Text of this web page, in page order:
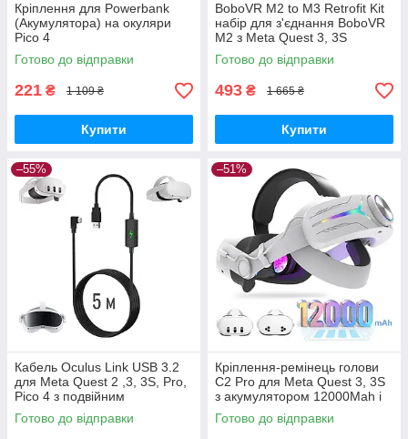
Кріплення для Powerbank
(Акумулятора) на окуляри
Pico 4
Готово до відправки
221 ₴ 1 109 ₴
Купити
BoboVR M2 to M3 Retrofit Kit
набір для з'єднання BoboVR
M2 з Meta Quest 3, 3S
Готово до відправки
493 ₴ 1 665 ₴
Купити
–55%
Кабель Oculus Link USB 3.2
для Meta Quest 2 ,3, 3S, Pro,
Pico 4 з подвійним
живленням (бренд Folem) —
5 метрів
Готово до відправки
–51%
Кріплення-ремінець голови
C2 Pro для Meta Quest 3, 3S
з акумулятором 12000Mah і
RGB-підсвіткою
Готово до відправки